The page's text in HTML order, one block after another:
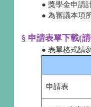
● 獎學金申請
● 為審議本項
§ 申請表單下載(
● 表單格式請
申請表